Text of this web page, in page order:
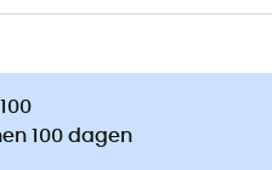
100 dagen